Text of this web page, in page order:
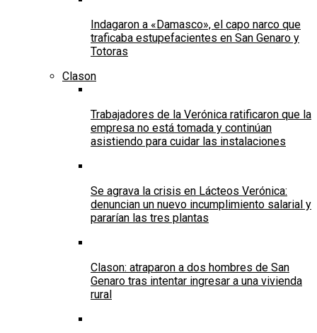
Indagaron a «Damasco», el capo narco que
traficaba estupefacientes en San Genaro y
Totoras
Clason
Trabajadores de la Verónica ratificaron que la
empresa no está tomada y continúan
asistiendo para cuidar las instalaciones
Se agrava la crisis en Lácteos Verónica:
denuncian un nuevo incumplimiento salarial y
pararían las tres plantas
Clason: atraparon a dos hombres de San
Genaro tras intentar ingresar a una vivienda
rural